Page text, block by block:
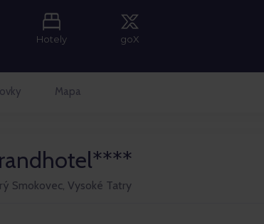
Hotely goX
Mapa
Smokovec, Vysoké Tatry